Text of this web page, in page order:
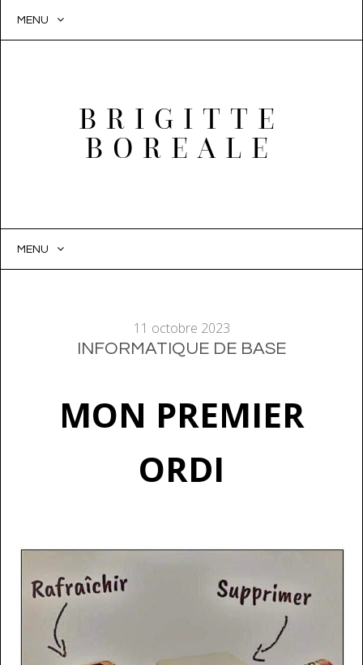
MENU
BRIGITTE
BOREALE
MENU
11 octobre 2023
INFORMATIQUE DE BASE
MON PREMIER
ORDI